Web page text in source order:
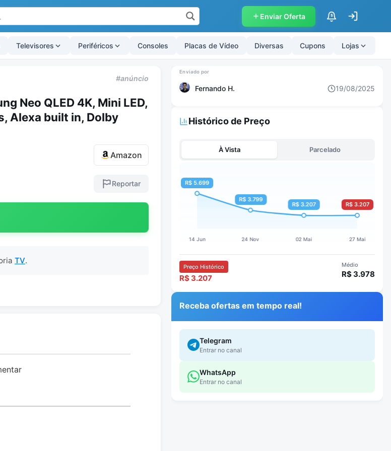
Enviar Oferta $
Televisores Periféricos Consoles Placas de Vídeo Diversas Cupons Lojas
#anúncio
Neo QLED 4K, Mini LED,
Alexa built in, Dolby
Amazon
Reportar
TV.
Fernando H. 19/08/2025
Histórico de Preço
À Vista Parcelado
Preço Histórico
R$ 3.207
Médio
R$ 3.978
Receba ofertas em tempo real!
Telegram
Entrar no canal
WhatsApp
Entrar no canal